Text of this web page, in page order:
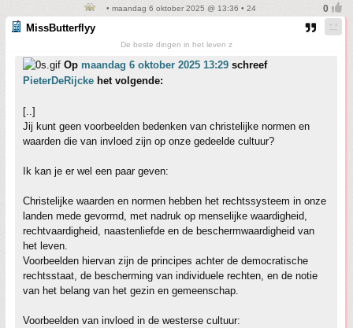
• maandag 6 oktober 2025 @ 13:36 • 24
MissButterflyy
De beste dingen in het leven z
Op maandag 6 oktober 2025 13:29 schreef
PieterDeRijcke het volgende:
[..]
Jij kunt geen voorbeelden bedenken van christelijke normen en
waarden die van invloed zijn op onze gedeelde cultuur?
Ik kan je er wel een paar geven:
Christelijke waarden en normen hebben het rechtssysteem in onze
landen mede gevormd, met nadruk op menselijke waardigheid,
rechtvaardigheid, naastenliefde en de beschermwaardigheid van
het leven.
Voorbeelden hiervan zijn de principes achter de democratische
rechtsstaat, de bescherming van individuele rechten, en de notie
van het belang van het gezin en gemeenschap.
Voorbeelden van invloed in de westerse cultuur: